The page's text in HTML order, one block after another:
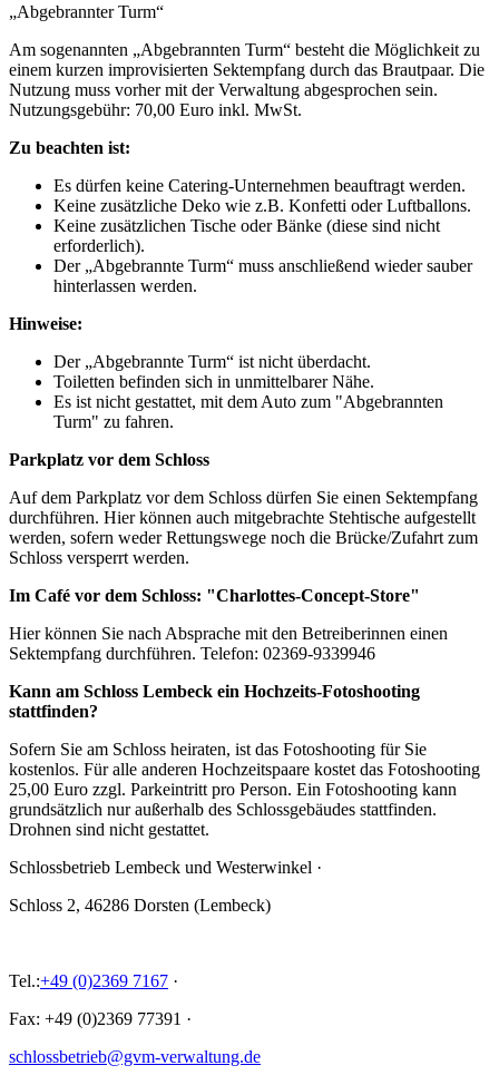
„Abgebrannter Turm“
Am sogenannten „Abgebrannten Turm“ besteht die Möglichkeit zu
einem kurzen improvisierten Sektempfang durch das Brautpaar. Die
Nutzung muss vorher mit der Verwaltung abgesprochen sein.
Nutzungsgebühr: 70,00 Euro inkl. MwSt.
Zu beachten ist:
Es dürfen keine Catering-Unternehmen beauftragt werden.
Keine zusätzliche Deko wie z.B. Konfetti oder Luftballons.
Keine zusätzlichen Tische oder Bänke (diese sind nicht
erforderlich).
Der „Abgebrannte Turm“ muss anschließend wieder sauber
hinterlassen werden.
Hinweise:
Der „Abgebrannte Turm“ ist nicht überdacht.
Toiletten befinden sich in unmittelbarer Nähe.
Es ist nicht gestattet, mit dem Auto zum "Abgebrannten
Turm" zu fahren.
Parkplatz vor dem Schloss
Auf dem Parkplatz vor dem Schloss dürfen Sie einen Sektempfang
durchführen. Hier können auch mitgebrachte Stehtische aufgestellt
werden, sofern weder Rettungswege noch die Brücke/Zufahrt zum
Schloss versperrt werden.
Im Café vor dem Schloss: "Charlottes-Concept-Store"
Hier können Sie nach Absprache mit den Betreiberinnen einen
Sektempfang durchführen. Telefon: 02369-9339946
Kann am Schloss Lembeck ein Hochzeits-Fotoshooting
stattfinden?
Sofern Sie am Schloss heiraten, ist das Fotoshooting für Sie
kostenlos. Für alle anderen Hochzeitspaare kostet das Fotoshooting
25,00 Euro zzgl. Parkeintritt pro Person. Ein Fotoshooting kann
grundsätzlich nur außerhalb des Schlossgebäudes stattfinden.
Drohnen sind nicht gestattet.
Schlossbetrieb Lembeck und Westerwinkel ·
Schloss 2, 46286 Dorsten (Lembeck)
Tel.:+49 (0)2369 7167 ·
Fax: +49 (0)2369 77391 ·
schlossbetrieb@gvm-verwaltung.de